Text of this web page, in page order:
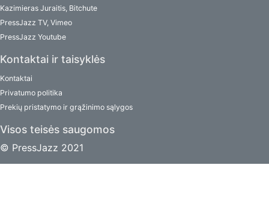
Kazimieras Juraitis, Bitchute
PressJazz TV, Vimeo
PressJazz Youtube
Kontaktai ir taisyklės
Kontaktai
Privatumo politika
Prekių pristatymo ir grąžinimo sąlygos
Visos teisės saugomos
© PressJazz 2021